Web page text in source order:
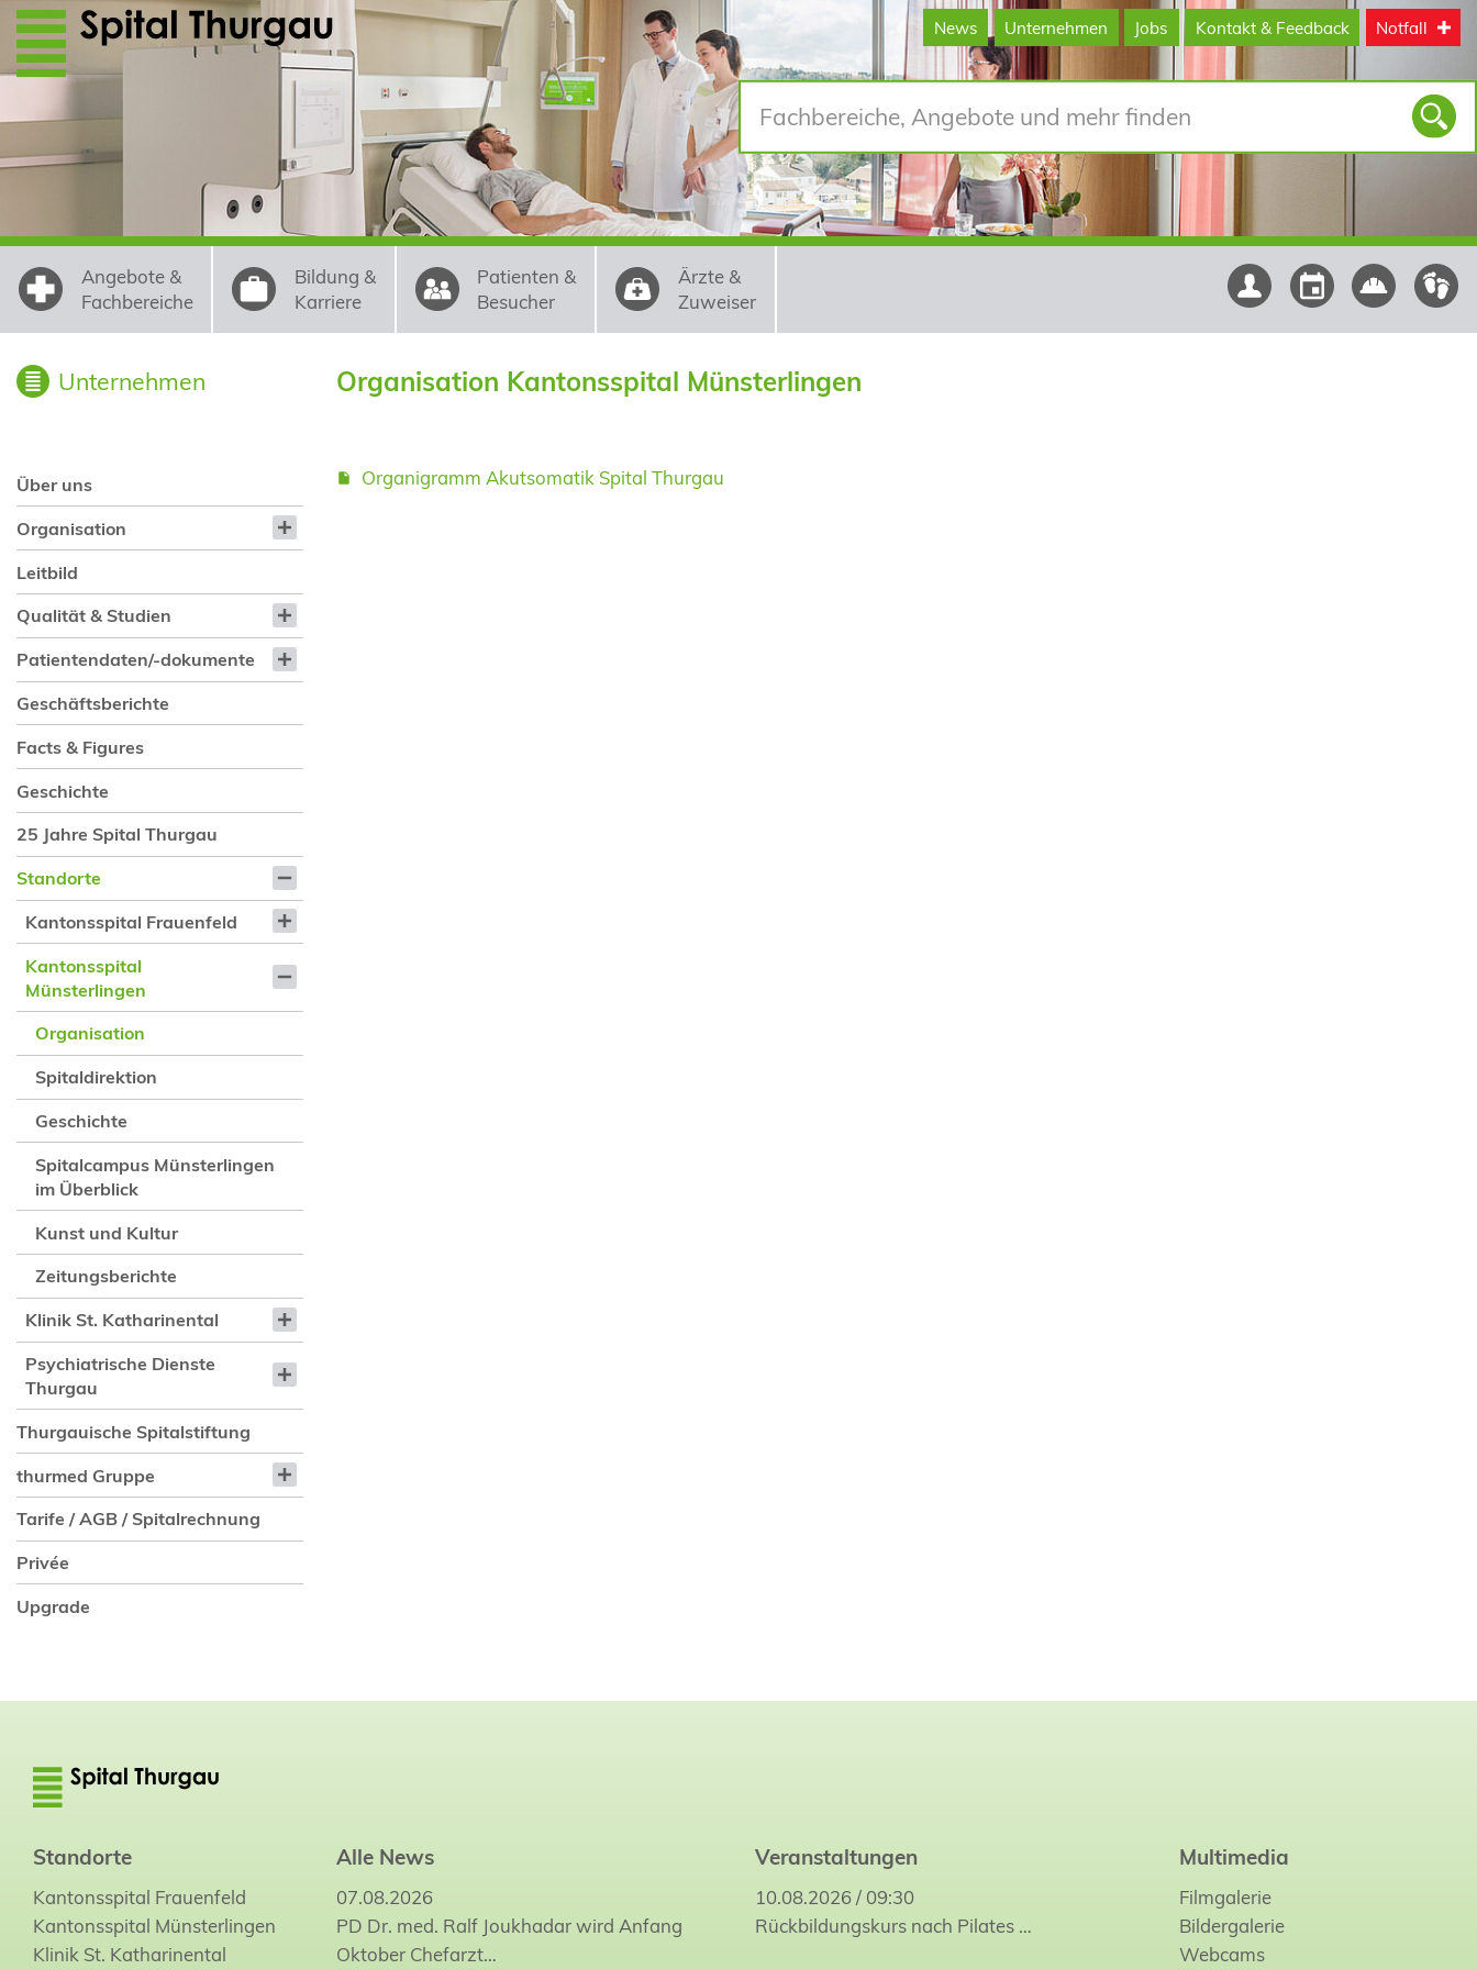
Direkt zum Inhalt
News Unternehmen Jobs Kontakt & Feedback Notfall
Angebote &
Fachbereiche
Bildung &
Karriere
Patienten &
Besucher
Ärzte &
Zuweiser
Unternehmen
Über uns
Organisation
Leitbild
Qualität & Studien
Patientendaten/-dokumente
Geschäftsberichte
Facts & Figures
Geschichte
25 Jahre Spital Thurgau
Standorte
Kantonsspital Frauenfeld
Kantonsspital
Münsterlingen
Organisation
Spitaldirektion
Geschichte
Spitalcampus Münsterlingen
im Überblick
Kunst und Kultur
Zeitungsberichte
Klinik St. Katharinental
Psychiatrische Dienste
Thurgau
Thurgauische Spitalstiftung
thurmed Gruppe
Tarife / AGB / Spitalrechnung
Privée
Upgrade
Organisation Kantonsspital Münsterlingen
Organigramm Akutsomatik Spital Thurgau
Standorte
Kantonsspital Frauenfeld
Kantonsspital Münsterlingen
Klinik St. Katharinental
Alle News
07.08.2026
PD Dr. med. Ralf Joukhadar wird Anfang
Oktober Chefarzt…
Veranstaltungen
10.08.2026 / 09:30
Rückbildungskurs nach Pilates…
Multimedia
Filmgalerie
Bildergalerie
Webcams